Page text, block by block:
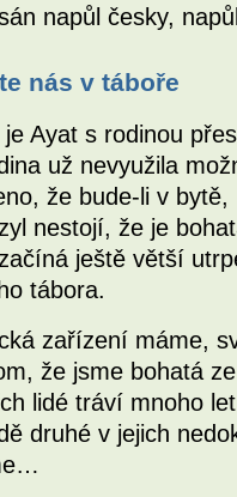
napůl česky,
nás v táboře
Ayat s rodinou
už nevyužila
že bude-li v
nestojí, že je
ještě větší
tábora.
zařízení máme,
že jsme bohatá
lidé tráví mnoho
druhé v jejich